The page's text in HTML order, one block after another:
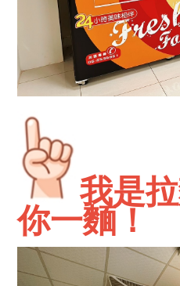
我是
你一麵！